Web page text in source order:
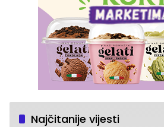
Najčitanije vijesti